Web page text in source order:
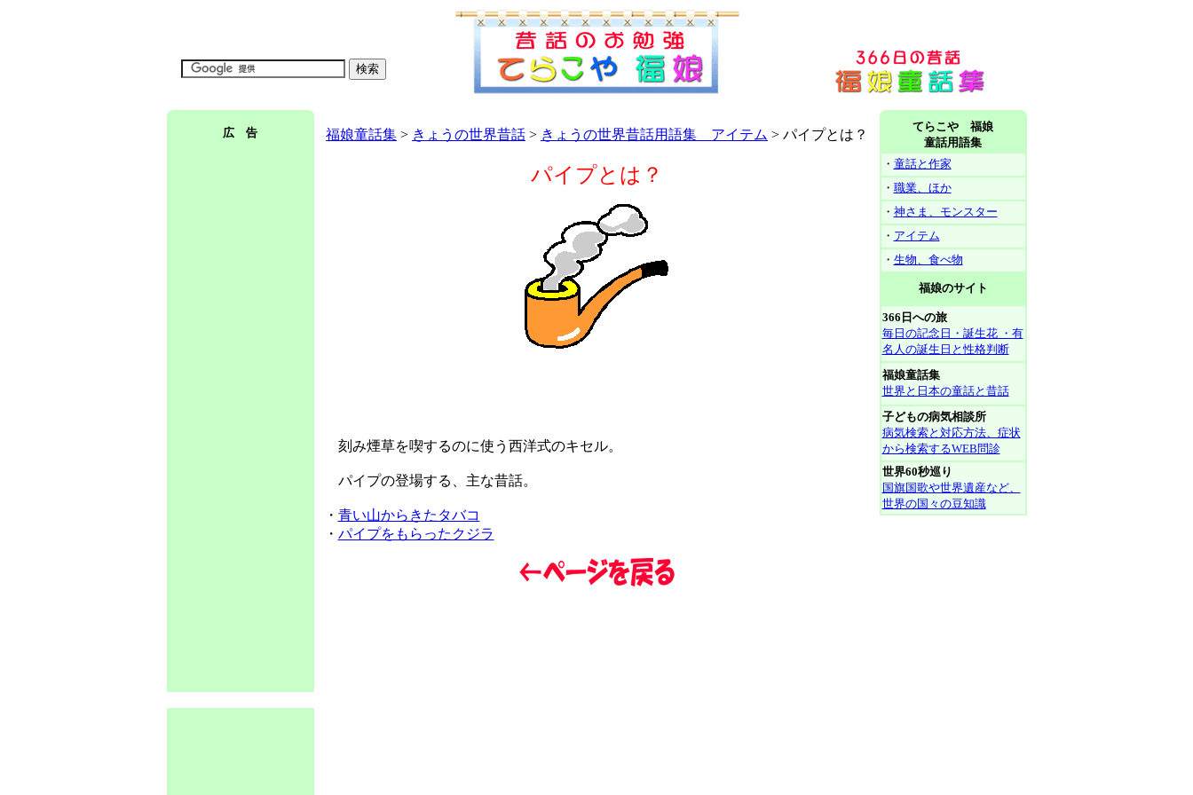
広 告 福娘童話集 > きょうの世界昔話 > きょうの世界昔話用語集 アイテム > パイプとは？
パイプとは？
刻み煙草を喫するのに使う西洋式のキセル。
パイプの登場する、主な昔話。
・ 青い山からきたタバコ
・ パイプをもらったクジラ
てらこや 福娘
童話用語集
・ 童話と作家
・ 職業、ほか
・ 神さま、モンスター
・ アイテム
・ 生物、食べ物
福娘のサイト
366日への旅
毎日の記念日・誕生花 ・有
名人の誕生日と性格判断
福娘童話集
世界と日本の童話と昔話
子どもの病気相談所
病気検索と対応方法、症状
から検索するWEB問診
世界60秒巡り
国旗国歌や世界遺産など、
世界の国々の豆知識